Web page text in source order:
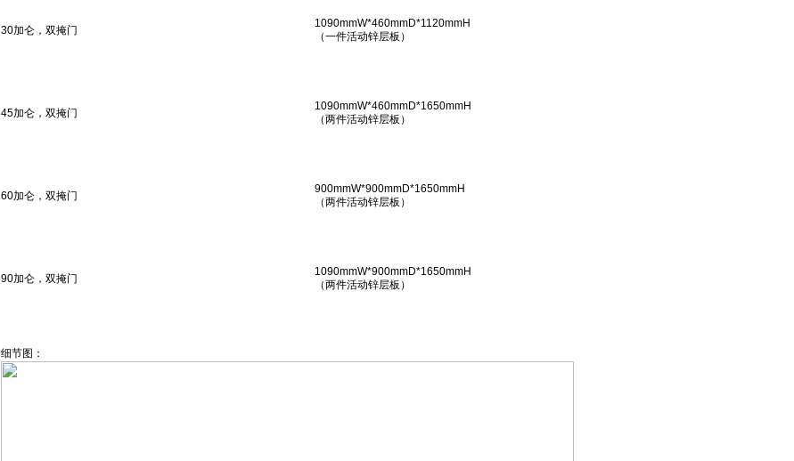
30加仑，双掩门
1090mmW*460mmD*1120mmH
（一件活动锌层板）
45加仑，双掩门
1090mmW*460mmD*1650mmH
（两件活动锌层板）
60加仑，双掩门
900mmW*900mmD*1650mmH
（两件活动锌层板）
90加仑，双掩门
1090mmW*900mmD*1650mmH
（两件活动锌层板）
细节图：